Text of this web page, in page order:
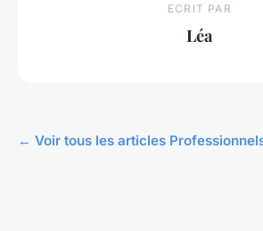
ECRIT PAR
Léa
← Voir tous les articles